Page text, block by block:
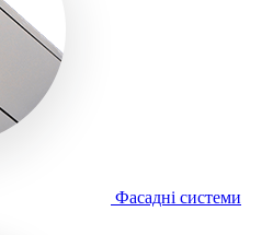
Фасадні системи